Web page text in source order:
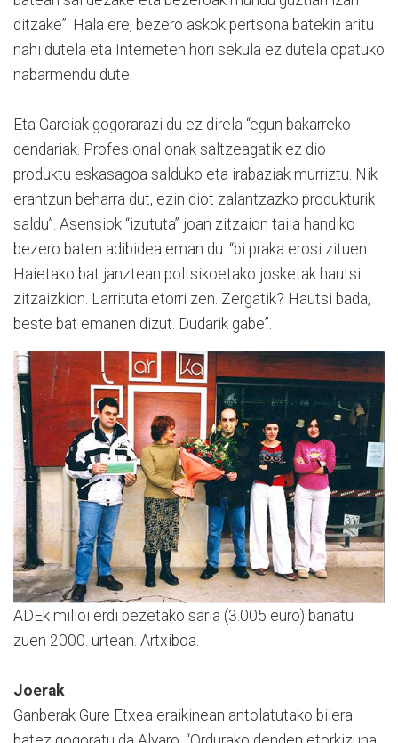
ditzake”. Hala ere, bezero askok pertsona batekin aritu
nahi dutela eta Interneten hori sekula ez dutela opatuko
nabarmendu dute.
Eta Garciak gogorarazi du ez direla “egun bakarreko
dendariak. Profesional onak saltzeagatik ez dio
produktu eskasagoa salduko eta irabaziak murriztu. Nik
erantzun beharra dut, ezin diot zalantzazko produkturik
saldu”. Asensiok “izututa” joan zitzaion taila handiko
bezero baten adibidea eman du: “bi praka erosi zituen.
Haietako bat janztean poltsikoetako josketak hautsi
zitzaizkion. Larrituta etorri zen. Zergatik? Hautsi bada,
beste bat emanen dizut. Dudarik gabe”.
ADEk milioi erdi pezetako saria (3.005 euro) banatu
zuen 2000. urtean. Artxiboa.
Joerak
Ganberak Gure Etxea eraikinean antolatutako bilera